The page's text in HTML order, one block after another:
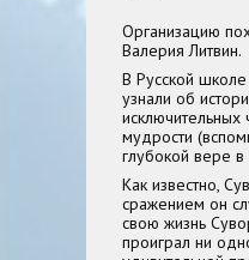
Организацию
Валерия Литвин.
В Русской
узнали об
исключительных
мудрости
глубокой вере в
Как известно,
сражением он
свою жизнь
проиграл ни